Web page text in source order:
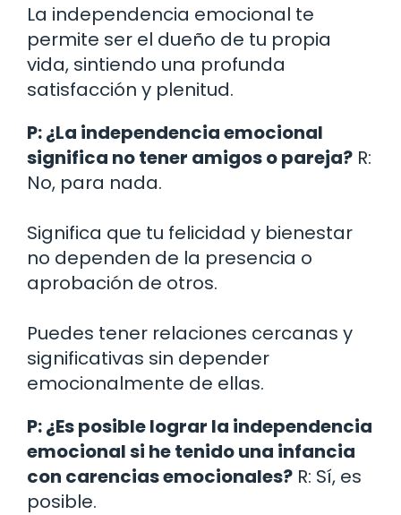
La independencia emocional te
permite ser el dueño de tu propia
vida, sintiendo una profunda
satisfacción y plenitud.
P: ¿La independencia emocional
significa no tener amigos o pareja? R:
No, para nada.
Significa que tu felicidad y bienestar
no dependen de la presencia o
aprobación de otros.
Puedes tener relaciones cercanas y
significativas sin depender
emocionalmente de ellas.
P: ¿Es posible lograr la independencia
emocional si he tenido una infancia
con carencias emocionales? R: Sí, es
posible.